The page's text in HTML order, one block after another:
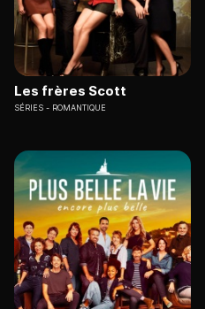
Les frères Scott
SÉRIES ROMANTIQUE